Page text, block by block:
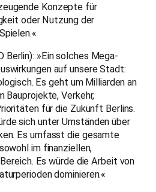
Konzepte für
oder Nutzung der
Berlin): »Ein solches Mega-
auf unsere Stadt:
Es geht um Milliarden an
Bauprojekte, Verkehr,
für die Zukunft Berlins.
sich unter Umständen über
Es umfasst die gesamte
im finanziellen,
Es würde die Arbeit von
dominieren.«